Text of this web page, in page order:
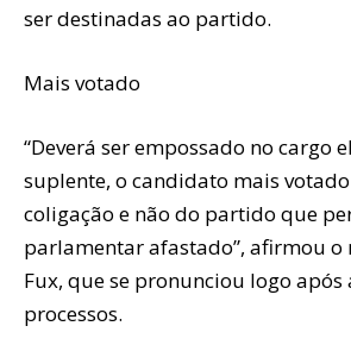
ser destinadas ao partido.
Mais votado
“Deverá ser empossado no cargo
suplente, o candidato mais
coligação e não do partido que
parlamentar afastado”, afirmou o
Fux, que se pronunciou logo após
processos.